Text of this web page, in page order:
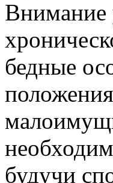
Внимание
бедные
будучи